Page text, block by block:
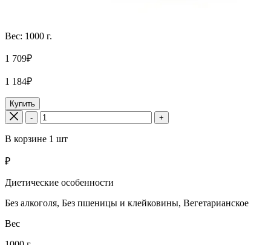
Вес: 1000 г.
1 709₽
1 184₽
Купить
-
+
В корзине 1 шт
₽
Диетические особенности
Без алкоголя, Без пшеницы и клейковины, Вегетарианское
Вес